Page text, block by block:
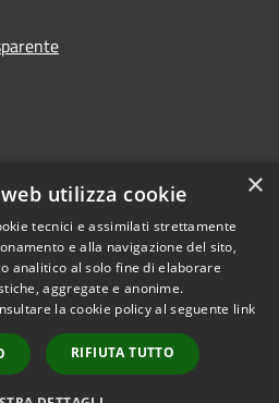
Copyright © 2026 • Comune di
Ferno • Powered by
Municipium•
Accesso
redazione
×
utilizza cookie
tecnici e assimilati strettamente
e alla navigazione del sito,
analitico al solo fine di elaborare
aggregate e anonime.
la cookie policy al seguente link
RIFIUTA TUTTO